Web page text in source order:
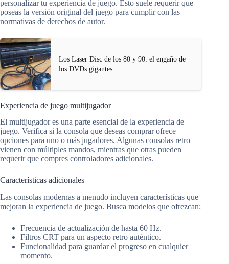
personalizar tu experiencia de juego. Esto suele requerir que
poseas la versión original del juego para cumplir con las
normativas de derechos de autor.
Los Laser Disc de los 80 y 90: el engaño de
los DVDs gigantes
Experiencia de juego multijugador
El multijugador es una parte esencial de la experiencia de
juego. Verifica si la consola que deseas comprar ofrece
opciones para uno o más jugadores. Algunas consolas retro
vienen con múltiples mandos, mientras que otras pueden
requerir que compres controladores adicionales.
Características adicionales
Las consolas modernas a menudo incluyen características que
mejoran la experiencia de juego. Busca modelos que ofrezcan:
Frecuencia de actualización de hasta 60 Hz.
Filtros CRT para un aspecto retro auténtico.
Funcionalidad para guardar el progreso en cualquier
momento.